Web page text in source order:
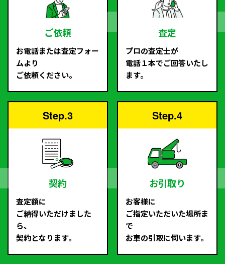
ご依頼
お電話または査定フォー
ムより
ご依頼ください。
査定
プロの査定士が
電話１本でご回答いたし
ます。
Step.3
契約
査定額に
ご納得いただけました
ら、
契約となります。
Step.4
お引取り
お客様に
ご指定いただいた場所ま
で
お車の引取に伺います。